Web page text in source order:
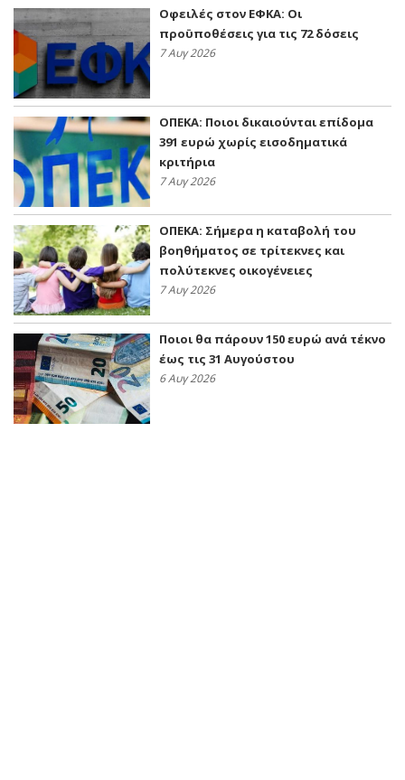
Οφειλές στον ΕΦΚΑ: Οι
προϋποθέσεις για τις 72 δόσεις
7 Αυγ 2026
ΟΠΕΚΑ: Ποιοι δικαιούνται επίδομα
391 ευρώ χωρίς εισοδηματικά
κριτήρια
7 Αυγ 2026
ΟΠΕΚΑ: Σήμερα η καταβολή του
βοηθήματος σε τρίτεκνες και
πολύτεκνες οικογένειες
7 Αυγ 2026
Ποιοι θα πάρουν 150 ευρώ ανά τέκνο
έως τις 31 Αυγούστου
6 Αυγ 2026